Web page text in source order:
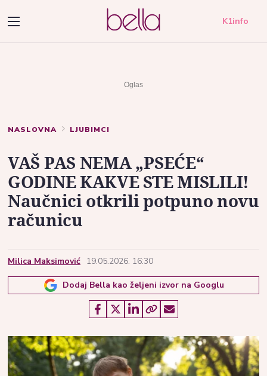
K1info
NASLOVNA LJUBIMCI
VAŠ PAS NEMA „PSEĆE“
GODINE KAKVE STE MISLILI!
Naučnici otkrili potpuno novu
računicu
Milica Maksimović 19.05.2026. 16:30
Dodaj Bella kao željeni izvor na Googlu